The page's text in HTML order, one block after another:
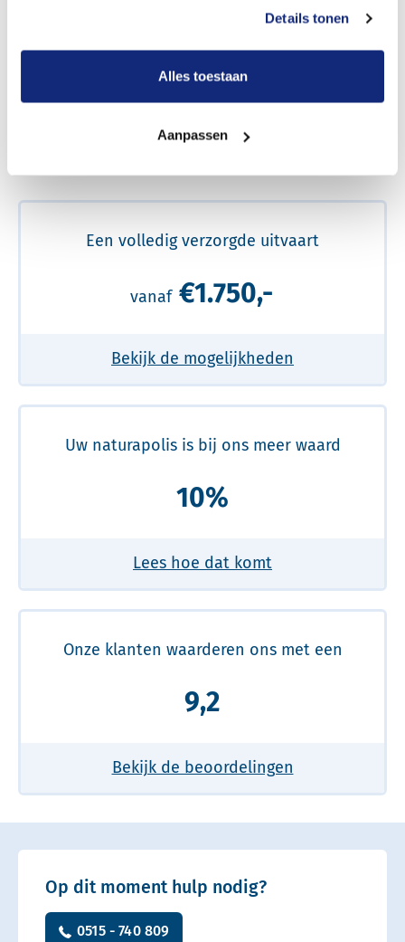
Details tonen
Alles toestaan
Aanpassen
Een betere uitvaart ervaring voor een betere
Een volledig verzorgde uitvaart
vanaf €1.750,-
Bekijk de mogelijkheden
Uw naturapolis is bij ons meer waard
10%
Lees hoe dat komt
Onze klanten waarderen ons met een
9,2
Bekijk de beoordelingen
Op dit moment hulp nodig?
0515 - 740 809